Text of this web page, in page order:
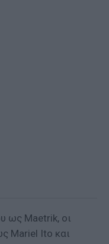
ως Maetrik, οι
Mariel Ito και